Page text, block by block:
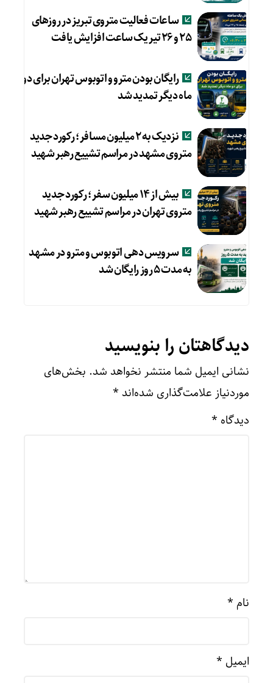
ساعات فعالیت متروی تبریز در روزهای
۲۵ و ۲۶ تیر یک ساعت افزایش یافت
رایگان بودن مترو و اتوبوس تهران برای دو
ماه دیگر تمدید شد
نزدیک به ۲ میلیون مسافر؛ رکورد جدید
متروی مشهد در مراسم تشییع رهبر شهید
بیش از ۱۴ میلیون سفر؛ رکورد جدید
متروی تهران در مراسم تشییع رهبر شهید
سرویس دهی اتوبوس و مترو در مشهد
به مدت ۵ روز رایگان شد
دیدگاهتان را بنویسید
نشانی ایمیل شما منتشر نخواهد شد. بخش‌های
موردنیاز علامت‌گذاری شده‌اند *
دیدگاه *
نام *
ایمیل *